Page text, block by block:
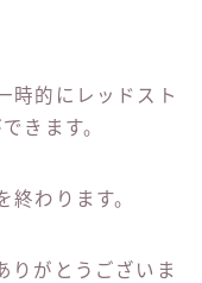
時的にレッドスト
きます。
わります。
りがとうございま